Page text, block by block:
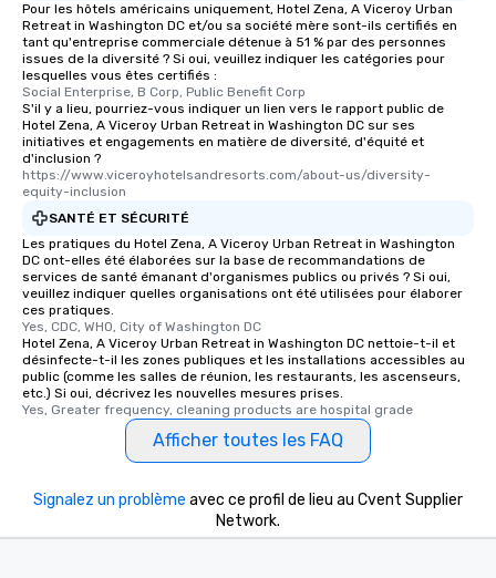
Pour les hôtels américains uniquement, Hotel Zena, A Viceroy Urban
Retreat in Washington DC et/ou sa société mère sont-ils certifiés en
tant qu'entreprise commerciale détenue à 51 % par des personnes
issues de la diversité ? Si oui, veuillez indiquer les catégories pour
lesquelles vous êtes certifiés :
Social Enterprise, B Corp, Public Benefit Corp
S'il y a lieu, pourriez-vous indiquer un lien vers le rapport public de
Hotel Zena, A Viceroy Urban Retreat in Washington DC sur ses
initiatives et engagements en matière de diversité, d'équité et
d'inclusion ?
https://www.viceroyhotelsandresorts.com/about-us/diversity-
equity-inclusion
SANTÉ ET SÉCURITÉ
Les pratiques du Hotel Zena, A Viceroy Urban Retreat in Washington
DC ont-elles été élaborées sur la base de recommandations de
services de santé émanant d'organismes publics ou privés ? Si oui,
veuillez indiquer quelles organisations ont été utilisées pour élaborer
ces pratiques.
Yes, CDC, WHO, City of Washington DC
Hotel Zena, A Viceroy Urban Retreat in Washington DC nettoie-t-il et
désinfecte-t-il les zones publiques et les installations accessibles au
public (comme les salles de réunion, les restaurants, les ascenseurs,
etc.) Si oui, décrivez les nouvelles mesures prises.
Yes, Greater frequency, cleaning products are hospital grade
Afficher toutes les FAQ
Signalez un problème avec ce profil de lieu au Cvent Supplier
Network.